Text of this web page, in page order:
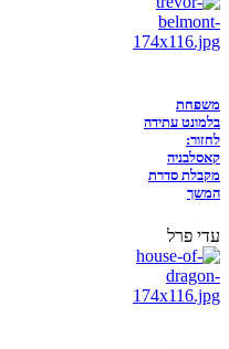
משפחת
בלמונט עתידה
לחזור:
קאסלבניה
מקבלת סדרת
המשך
עדי פרל